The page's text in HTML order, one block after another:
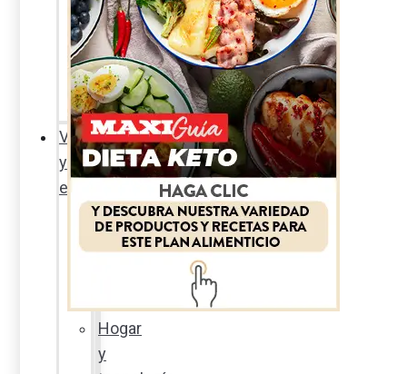
Sexualidad
responsable
En
la
percha
Vida
y
estilo
Productos
nuevos
Hogar
y